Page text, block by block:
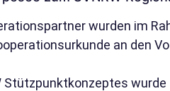
wurden im
an den
Stützpunktkonzeptes